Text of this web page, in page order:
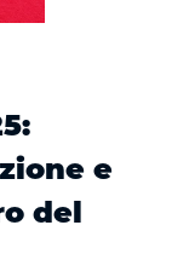
e
del